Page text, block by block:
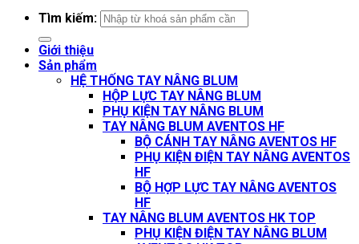
Tìm kiếm:
Giới thiệu
Sản phẩm
HỆ THỐNG TAY NÂNG BLUM
HỘP LỰC TAY NÂNG BLUM
PHỤ KIỆN TAY NÂNG BLUM
TAY NÂNG BLUM AVENTOS HF
BỘ CÁNH TAY NÂNG AVENTOS HF
PHỤ KIỆN ĐIỆN TAY NÂNG AVENTOS
HF
BỘ HỢP LỰC TAY NÂNG AVENTOS
HF
TAY NÂNG BLUM AVENTOS HK TOP
PHỤ KIỆN ĐIỆN TAY NÂNG BLUM